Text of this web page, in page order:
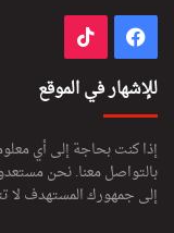
فيسبوك
للإشهار في الموقع
إذا كنت بحاجة إلى أي
بالتواصل معنا. نحن
إلى جمهورك المستهدف لا